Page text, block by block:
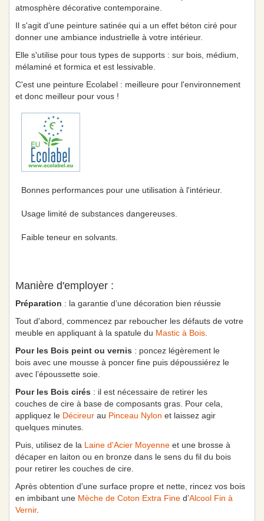
atmosphère décorative contemporaine.
Il s'agit d'une peinture satinée qui a un effet béton ciré pour
donner une ambiance industrielle à votre intérieur.
Elle s'utilise pour tous types de supports : sur bois, médium,
mélaminé et formica et est lessivable.
C'est une peinture Ecolabel : meilleure pour l'environnement
et donc meilleur pour vous !
Bonnes performances pour une utilisation à l'intérieur.
Usage limité de substances dangereuses.
Faible teneur en solvants.
Manière d'employer :
Préparation : la garantie d’une décoration bien réussie
Tout d'abord, commencez par reboucher les défauts de votre
meuble en appliquant à la spatule du Mastic à Bois
Pour les Bois peint ou vernis : poncez légèrement le
bois avec une mousse à poncer fine puis dépoussiérez le
avec l’époussette soie.
Pour les Bois cirés : il est nécessaire de retirer les
couches de cire à base de composants gras. Pour cela,
appliquez le Décireur au Pinceau Nylon et laissez agir
quelques minutes.
Puis, utilisez de la Laine d'Acier Moyenne et une brosse à
décaper en laiton ou en bronze dans le sens du fil du bois
pour retirer les couches de cire.
Après obtention d'une surface propre et nette, rincez vos bois
en imbibant une Mèche de Coton Extra Fine d’Alcool Fin à
Vernir.